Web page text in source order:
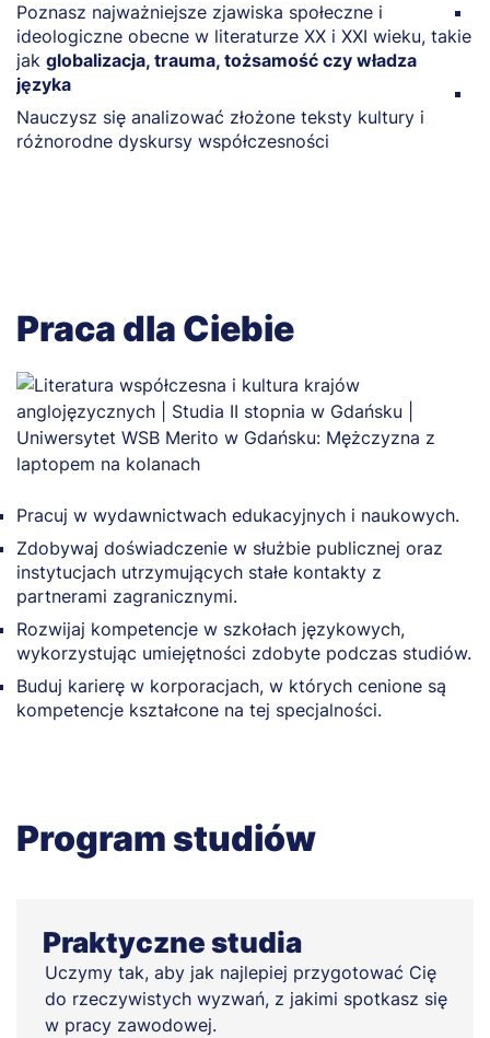
Poznasz najważniejsze zjawiska społeczne i
ideologiczne obecne w literaturze XX i XXI wieku, takie
jak globalizacja, trauma, tożsamość czy władza
języka
Nauczysz się analizować złożone teksty kultury i
różnorodne dyskursy współczesności
Praca dla Ciebie
Pracuj w wydawnictwach edukacyjnych i naukowych.
Zdobywaj doświadczenie w służbie publicznej oraz
instytucjach utrzymujących stałe kontakty z
partnerami zagranicznymi.
Rozwijaj kompetencje w szkołach językowych,
wykorzystując umiejętności zdobyte podczas studiów.
Buduj karierę w korporacjach, w których cenione są
kompetencje kształcone na tej specjalności.
Program studiów
Praktyczne studia
Uczymy tak, aby jak najlepiej przygotować Cię
do rzeczywistych wyzwań, z jakimi spotkasz się
w pracy zawodowej.